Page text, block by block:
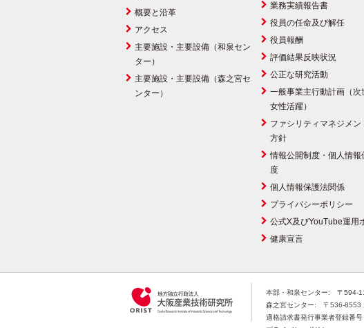
概要と沿革
アクセス
主要施設・主要設備（和泉セン
ター）
主要施設・主要設備（森之宮セ
ンター）
業務実績報告書
役員の任命及び解任
役員報酬
評価結果反映状況
公正な研究活動
一般事業主行動計画（次
女性活躍）
ファシリティマネジメン
方針
情報公開制度・個人情報
度
個人情報保護法関係
プライバシーポリシー
公式X及びYouTube運用
健康宣言
本部・和泉センター: 〒594-
森之宮センター: 〒536-8553
適格請求書発行事業者登録番